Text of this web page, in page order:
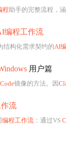
程助手的完整流程，涵盖环境准备、地区限制绕过、账户授权、CC Switch模型
编程工作流
结构化需求契约的AI
用户篇
镜像的方法。因
流
编程工作流 ：通过VS